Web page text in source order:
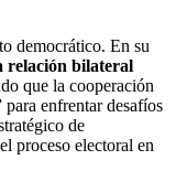
democrático. En su
relación bilateral
que la cooperación
enfrentar desafíos
de
proceso electoral en